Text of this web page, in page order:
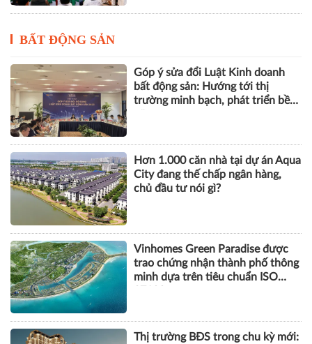
BẤT ĐỘNG SẢN
Góp ý sửa đổi Luật Kinh doanh
bất động sản: Hướng tới thị
trường minh bạch, phát triển bền
Hơn 1.000 căn nhà tại dự án Aqua
City đang thế chấp ngân hàng,
chủ đầu tư nói gì?
Vinhomes Green Paradise được
trao chứng nhận thành phố thông
minh dựa trên tiêu chuẩn ISO
Thị trường BĐS trong chu kỳ mới: